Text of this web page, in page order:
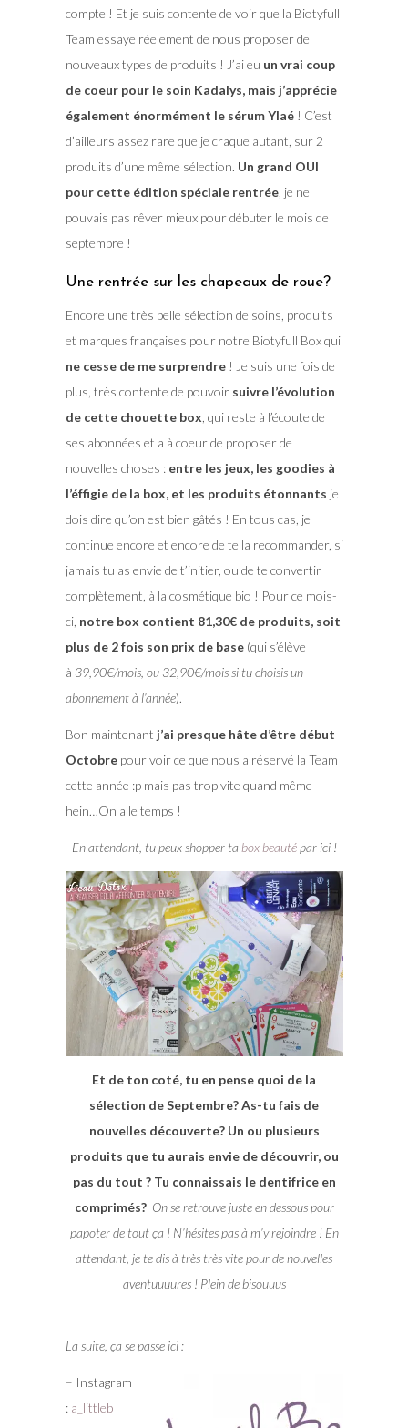
compte ! Et je suis contente de voir que la Biotyfull
Team essaye réelement de nous proposer de
nouveaux types de produits ! J’ai eu un vrai coup
de coeur pour le soin Kadalys, mais j’apprécie
également énormément le sérum Ylaé! C’est
d’ailleurs assez rare que je craque autant, sur 2
produits d’une même sélection. Un grand OUI
pour cette édition spéciale rentrée, je ne
pouvais pas rêver mieux pour débuter le mois de
septembre !
Une rentrée sur les chapeaux de roue?
Encore une très belle sélection de soins, produits
et marques françaises pour notre Biotyfull Box qui
ne cesse de me surprendre! Je suis une fois de
plus, très contente de pouvoirsuivre l’évolution
de cette chouette box , qui reste à l’écoute de
ses abonnées et a à coeur de proposer de
nouvelles choses : entre les jeux, les goodies à
l’éffigie de la box, et les produits étonnants je
dois dire qu’on est bien gâtés ! En tous cas, je
continue encore et encore de te la recommander, si
jamais tu as envie de t’initier, ou de te convertir
complètement, à la cosmétique bio ! Pour ce mois-
ci, notre box contient 81,30€ de produits, soit
plus de 2 fois son prix de base(qui s’élève
à 39,90€/mois, ou 32,90€/mois si tu choisis un
abonnement à l’année).
Bon maintenant j’ai presque hâte d’être début
Octobrepour voir ce que nous a réservé la Team
cette année :p mais pas trop vite quand même
hein…On a le temps !
En attendant, tu peux shopper ta box beautépar ici !
Et de ton coté, tu en pense quoi de la
sélection de Septembre? As-tu fais de
nouvelles découverte? Un ou plusieurs
produits que tu aurais envie de découvrir, ou
pas du tout ? Tu connaissais le dentifrice en
comprimés? On se retrouve juste en dessous pour
papoter de tout ça ! N’hésites pas à m’y rejoindre ! En
attendant, je te dis à très très vite pour de nouvelles
aventuuuures ! Plein de bisouuus
La suite, ça se passe ici :
– Instagram
: a_littleb